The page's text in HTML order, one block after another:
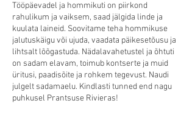
Tööpäevadel ja hommikuti on piirkond
rahulikum ja vaiksem, saad jälgida linde ja
kuulata laineid. Soovitame teha hommikuse
jalutuskäigu või ujuda, vaadata päikesetõusu ja
lihtsalt lõõgastuda. Nädalavahetustel ja õhtuti
on sadam elavam, toimub kontserte ja muid
üritusi, paadisõite ja rohkem tegevust. Naudi
julgelt sadamaelu. Kindlasti tunned end nagu
puhkusel Prantsuse Rivieras!